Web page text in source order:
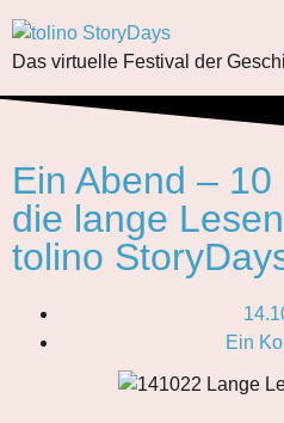
Das virtuelle Festival der
Ein Abend –
die lange
tolino
Ein